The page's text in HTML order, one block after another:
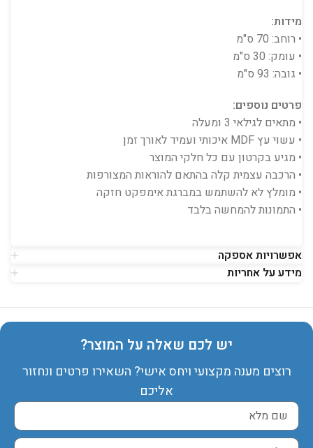
מידות:
• רוחב: 70 ס"מ
• עומק: 30 ס"מ
• גובה: 93 ס"מ
פרטים נוספים:
• מתאים לגילאי 3 ומעלה
• עשוי עץ MDF איכותי ועמיד לאורך זמן
• מגיע בקרטון עם כל חלקי המוצר
• הרכבה עצמית קלה בהתאם להוראות המצורפות
• מומלץ לא להשתמש במברגת אימפקט חזקה
• התמונות להמחשה בלבד
אפשרויות אספקה
מידע על אחריות
יש לכם שאלה על המוצר?
רוצים מענה מקצועי ויחס אישי? השאירו פרטים ונחזור
אליכם